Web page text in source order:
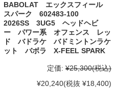
BABOLAT エックスフィール
スパーク 602483-100
2026SS 3UG5 ヘッドヘビ
ー パワー系 オフェンス レッ
ド バドラケ バドミントンラケ
ット バボラ X-FEEL SPARK
定価: ¥25,300(税込)
¥20,240(税抜 ¥18,400)